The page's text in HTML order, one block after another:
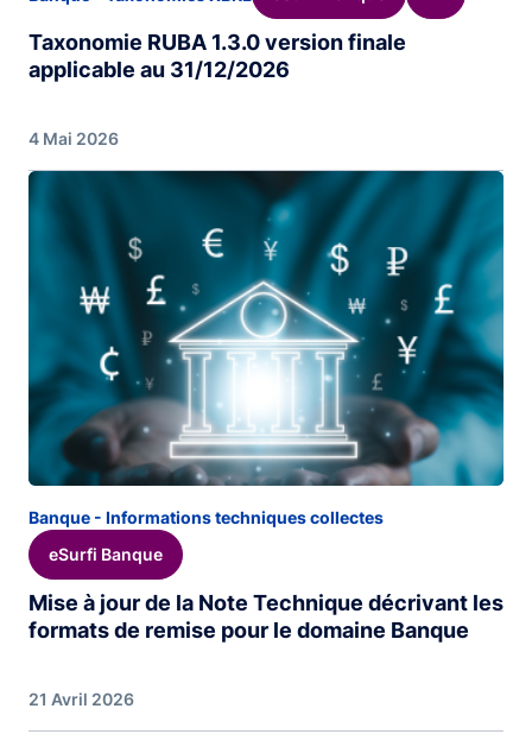
Taxonomie RUBA 1.3.0 version finale
applicable au 31/12/2026
4 Mai 2026
Banque - Informations techniques collectes
eSurfi Banque
Mise à jour de la Note Technique décrivant les
formats de remise pour le domaine Banque
21 Avril 2026